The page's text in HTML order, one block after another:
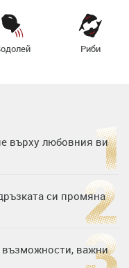
Риби
върху любовния ви
си промяна
възможности, важни